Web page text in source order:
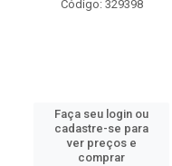
Código: 329398
Faça seu login ou
cadastre-se para
ver preços e
comprar